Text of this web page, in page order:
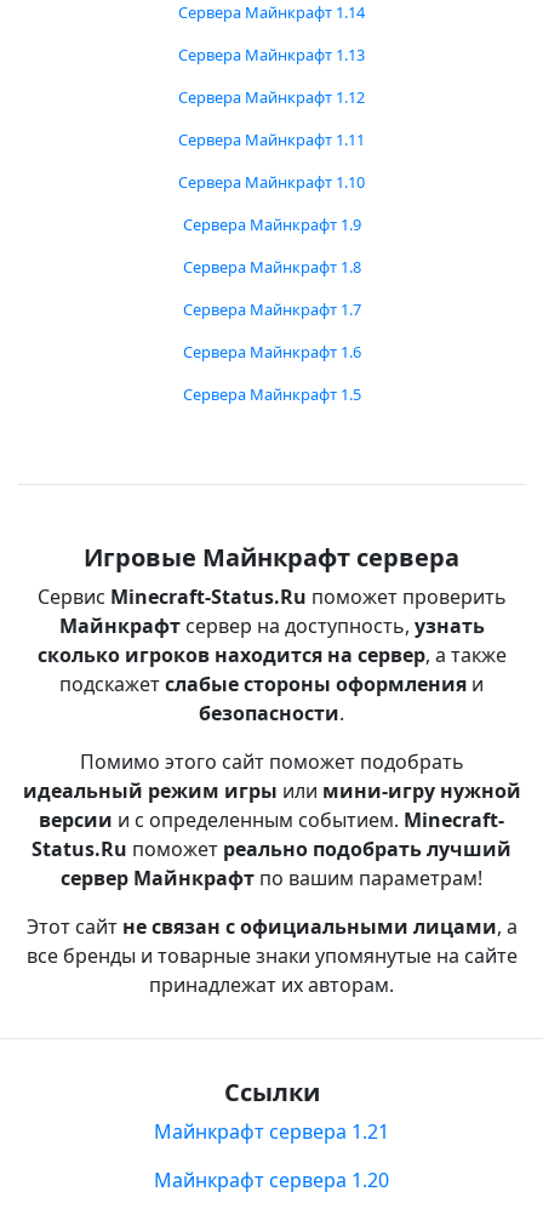
Сервера Майнкрафт 1.14
Сервера Майнкрафт 1.13
Сервера Майнкрафт 1.12
Сервера Майнкрафт 1.11
Сервера Майнкрафт 1.10
Сервера Майнкрафт 1.9
Сервера Майнкрафт 1.8
Сервера Майнкрафт 1.7
Сервера Майнкрафт 1.6
Сервера Майнкрафт 1.5
Игровые Майнкрафт сервера
Сервис Minecraft-Status.Ru поможет проверить
Майнкрафтсервер на доступность, узнать
сколько игроков находится на сервер, а также
подскажетслабые стороны оформления и
безопасности.
Помимо этого сайт поможет подобрать
идеальный режим игры или мини-игру нужной
версии и с определенным событием. Minecraft-
Status.Ru поможет реально подобрать лучший
сервер Майнкрафт по вашим параметрам!
Этот сайт не связан с официальными лицами, а
все бренды и товарные знаки упомянутые на сайте
принадлежат их авторам.
Ссылки
Майнкрафт сервера 1.21
Майнкрафт сервера 1.20